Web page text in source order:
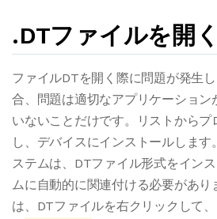
.DTファイルを開
ファイルDTを開く際に問題が発生
合、問題は適切なアプリケーション
いないことだけです。リストからプ
し、デバイスにインストールしま
ステムは、DTファイル形式をイン
ムに自動的に関連付ける必要があり
は、DTファイルを右クリックして